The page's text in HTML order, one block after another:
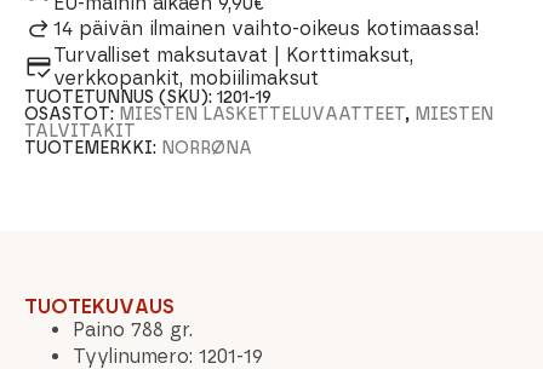
14 päivän ilmainen vaihto-oikeus kotimaassa!
Turvalliset maksutavat | Korttimaksut,
verkkopankit, mobiilimaksut
TUOTETUNNUS (SKU):1201-19
OSASTOT: MIESTEN LASKETTELUVAATTEET, MIESTEN
TALVITAKIT
TUOTEMERKKI: NORRØNA
TUOTEKUVAUS
Paino 788 gr.
Tyylinumero: 1201-19